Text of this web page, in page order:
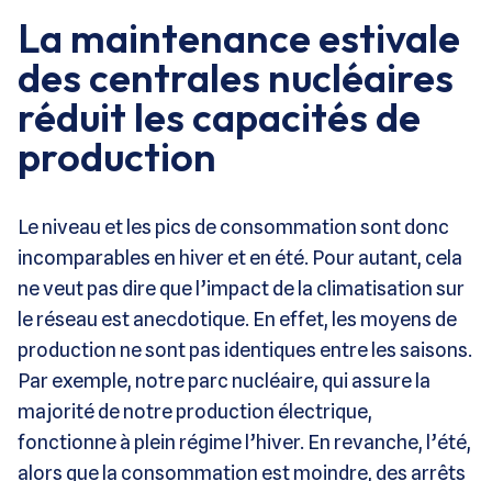
La maintenance estivale
des centrales nucléaires
réduit les capacités de
production
Le niveau et les pics de consommation sont donc
incomparables en hiver et en été. Pour autant, cela
ne veut pas dire que l’impact de la climatisation sur
le réseau est anecdotique. En effet, les moyens de
production ne sont pas identiques entre les saisons.
Par exemple, notre parc nucléaire, qui assure la
majorité de notre production électrique,
fonctionne à plein régime l’hiver. En revanche, l’été,
alors que la consommation est moindre, des arrêts